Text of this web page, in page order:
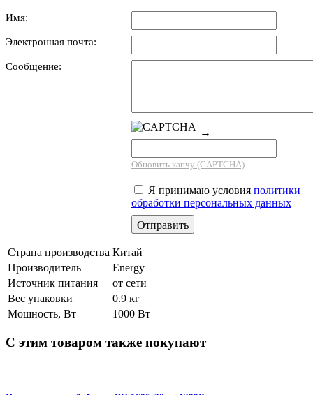
Имя:
Электронная почта:
Сообщение:
→
Обновить капчу (CAPTCHA)
Я принимаю условия политики
обработки персональных данных
Страна производства Китай
Производитель
Energy
Источник питания
от сети
Вес упаковки
0.9 кг
Мощность, Вт
1000 Вт
С этим товаром также покупают